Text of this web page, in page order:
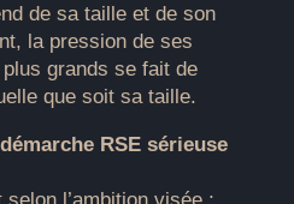
de sa taille et de son
la pression de ses
grands se fait de
que soit sa taille.
RSE sérieuse